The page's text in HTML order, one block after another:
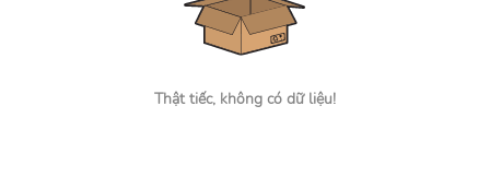
Thật tiếc, không có dữ liệu!